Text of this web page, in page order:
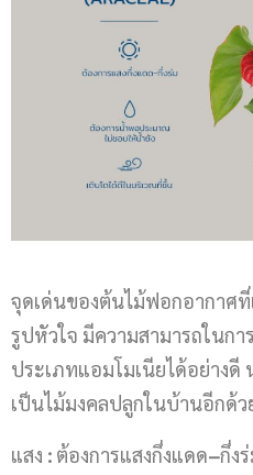
จุดเด่นของต้นไม้ฟอกอากาศ
รูปหัวใจ มีความสามารถในก
ประเภทแอมโมเนียได้อย่าง
เป็นไม้มงคลปลูกในบ้านอีกด้ว
แสง : ต้องการแสงกึ่งแดด–กึ่ง